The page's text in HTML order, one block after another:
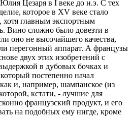
Цезаря в I веке до н.э. С тех
которое в XV веке стало
хотя главным экспортным
Вино сложно было довезти в
оно не высочайшего качества,
перегонный аппарат. А французы
двух этих изобретений с
в дубовых бочках и
постепенно начал
и, например, шампанское (из
кстати, - лучшие для
французский продукт, и его
на подобных ему нигде, кроме